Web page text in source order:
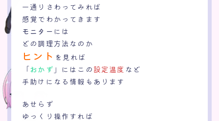
一通りさわってみれば
感覚でわかってきます
モニター には
どの調理方法なのか
ヒント を見れば
「おかず 」にはこの設定温度 など
手助けになる情報もあります
あせらず
ゆっくり操作すれば